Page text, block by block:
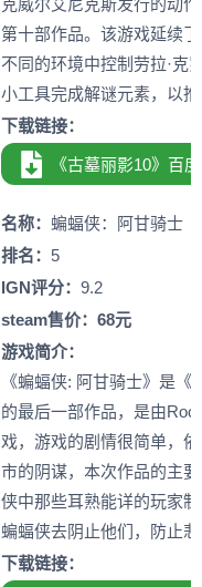
克威尔艾尼克斯发行的动
第十部作品。该游戏延续
不同的环境中控制劳拉·克
小工具完成解谜元素，以
下载链接：
《古墓丽影10》百
名称： 蝙蝠侠：阿甘骑士
排名： 5
IGN评分： 9.2
steam售价：68元
游戏简介：
《蝙蝠侠: 阿甘骑士》是
的最后一部作品，是由
戏，游戏的剧情很简单，
市的阴谋，本次作品的主
侠中那些耳熟能详的玩家
蝙蝠侠去阴止他们，防止
下载链接：